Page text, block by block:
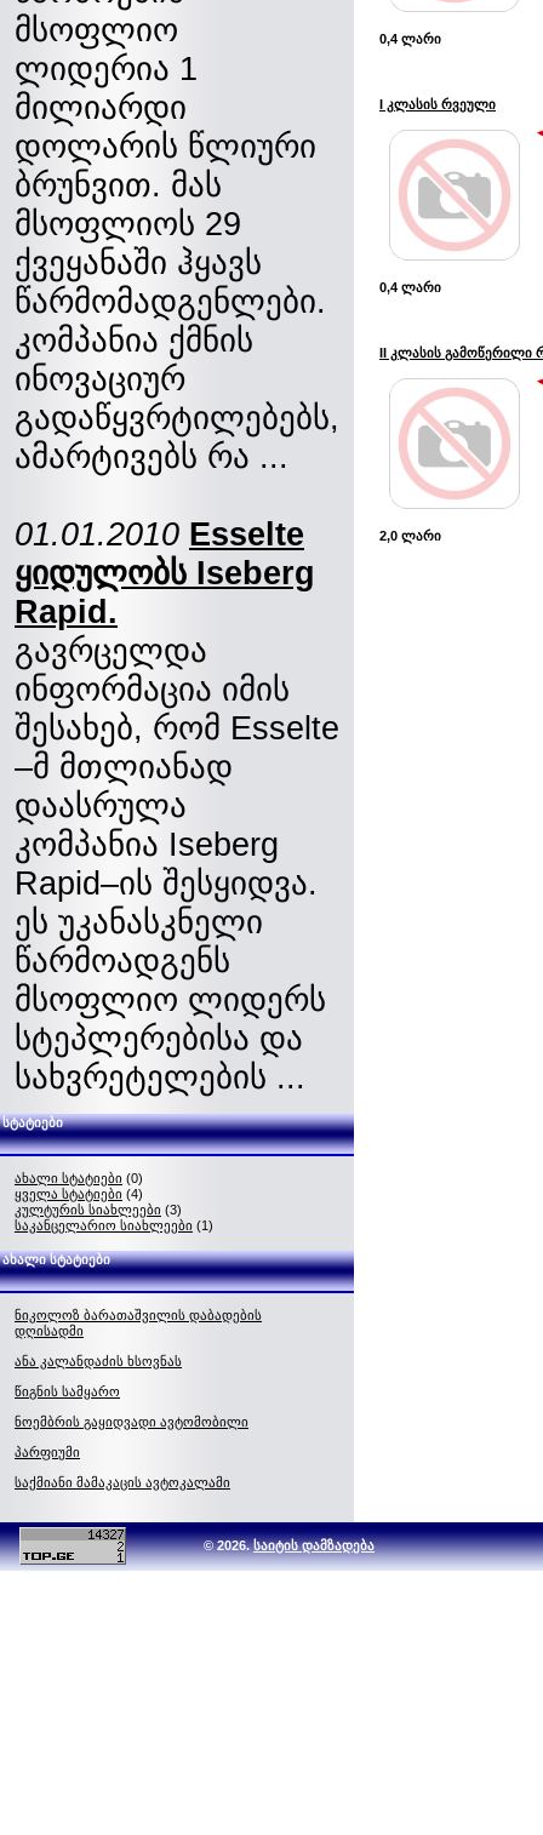
მსოფლიო
ლიდერია 1
მილიარდი
დოლარის წლიური
ბრუნვით. მას
მსოფლიოს 29
ქვეყანაში ჰყავს
წარმომადგენლები.
კომპანია ქმნის
ინოვაციურ
გადაწყვრტილებებს,
ამარტივებს რა ...
01.01.2010 Esselte
ყიდულობს Iseberg
Rapid.
გავრცელდა
ინფორმაცია იმის
შესახებ, რომ Esselte
–მ მთლიანად
დაასრულა
კომპანია Iseberg
Rapid–ის შესყიდვა.
ეს უკანასკნელი
წარმოადგენს
მსოფლიო ლიდერს
სტეპლერებისა და
სახვრეტელების ...
სტატიები
ახალი სტატიები (0)
ყველა სტატიები (4)
კულტურის სიახლეები (3)
საკანცელარიო სიახლეები (1)
ახალი სტატიები
ნიკოლოზ ბარათაშვილის დაბადების
დღისადმი
ანა კალანდაძის ხსოვნას
წიგნის სამყარო
ნოემბრის გაყიდვადი ავტომობილი
პარფიუმი
საქმიანი მამაკაცის ავტოკალამი
0,4 ლარი
I კლასის რვეული
0,4 ლარი
II კლასის გამოწერილი
2,0 ლარი
© 2026.საიტის დამზადება